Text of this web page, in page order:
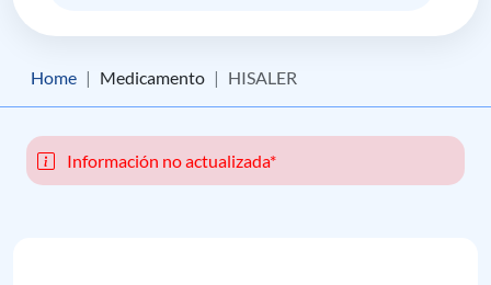
Home Medicamento HISALER
Información no actualizada*